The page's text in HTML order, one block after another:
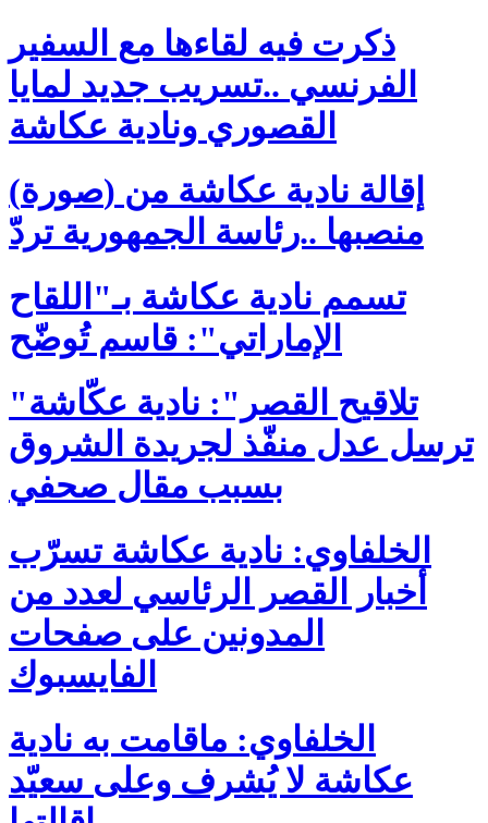
ذكرت فيه لقاءها مع السفير
الفرنسي ..تسريب جديد لمايا
القصوري ونادية عكاشة
(صورة) إقالة نادية عكاشة من
منصبها ..رئاسة الجمهورية تردّ
تسمم نادية عكاشة بـ"اللقاح
الإماراتي": قاسم تُوضّح
"تلاقيح القصر": نادية عكّاشة
ترسل عدل منفّذ لجريدة الشروق
بسبب مقال صحفي
الخلفاوي: نادية عكاشة تسرّب
أخبار القصر الرئاسي لعدد من
المدونين على صفحات
الفايسبوك
الخلفاوي: ماقامت به نادية
عكاشة لا يُشرف وعلى سعيّد